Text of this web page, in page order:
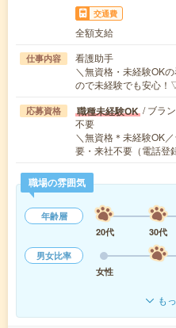
交通費
全額支給
仕事内容
看護助手
＼無資格・未経験OK
ので未経験でも安心
応募資格 職種未経験OK / ブラ
不要
＼無資格＊未経験OK
要・来社不要（電話
職場の雰囲気
年齢層
20代
30代
男女比率
女性
も